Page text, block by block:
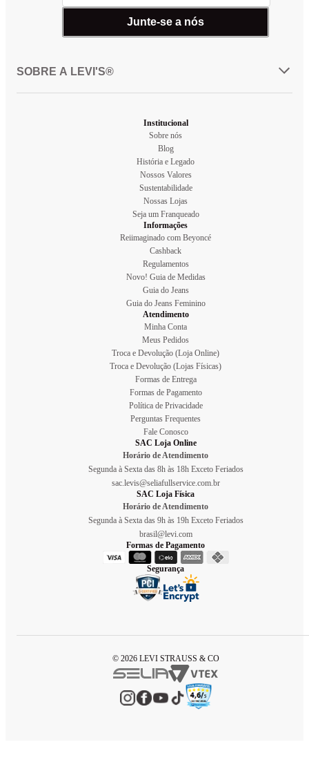
Junte-se a nós
SOBRE A LEVI'S®
Institucional
Sobre nós
Blog
História e Legado
Nossos Valores
Sustentabilidade
Nossas Lojas
Seja um Franqueado
Informações
Reiimaginado com Beyoncé
Cashback
Regulamentos
Novo! Guia de Medidas
Guia do Jeans
Guia do Jeans Feminino
Atendimento
Minha Conta
Meus Pedidos
Troca e Devolução (Loja Online)
Troca e Devolução (Lojas Físicas)
Formas de Entrega
Formas de Pagamento
Política de Privacidade
Perguntas Frequentes
Fale Conosco
SAC Loja Online
Horário de Atendimento
Segunda à Sexta das 8h às 18h Exceto Feriados
sac.levis@seliafullservice.com.br
SAC Loja Física
Horário de Atendimento
Segunda à Sexta das 9h às 19h Exceto Feriados
brasil@levi.com
Formas de Pagamento
Segurança
© 2026 LEVI STRAUSS & CO